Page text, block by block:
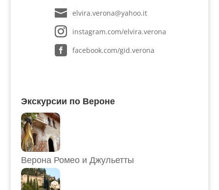
elvira.verona@yahoo.it
instagram.com/elvira.verona
facebook.com/gid.verona
Экскурсии по Вероне
Верона Ромео и Джульетты